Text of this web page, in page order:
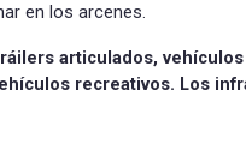
en los arcenes.
articulados,
recreativos. Los